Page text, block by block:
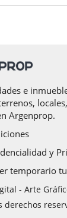
e
Argenprop.
y
temporario
- Arte
derechos